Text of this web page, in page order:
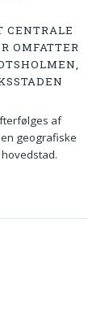
CENTRALE
OMFATTER
af
geografiske